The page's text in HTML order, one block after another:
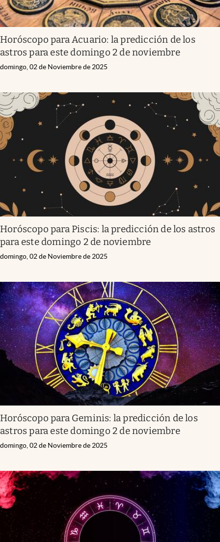
Horóscopo para Acuario: la predicción de los
astros para este domingo 2 de noviembre
domingo, 02 de Noviembre de 2025
Horóscopo para Piscis: la predicción de los astros
para este domingo 2 de noviembre
domingo, 02 de Noviembre de 2025
Horóscopo para Geminis: la predicción de los
astros para este domingo 2 de noviembre
domingo, 02 de Noviembre de 2025